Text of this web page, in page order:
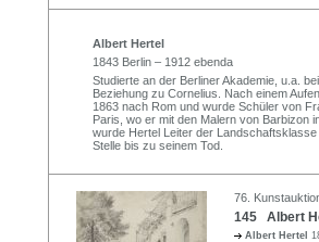
Albert Hertel
1843 Berlin – 1912 ebenda
Studierte an der Berliner Akademie, u.a.
Beziehung zu Cornelius. Nach einem
1863 nach Rom und wurde Schüler von
Paris, wo er mit den Malern von Barbizon
wurde Hertel Leiter der
Stelle bis zu seinem Tod.
76.
145 Albert
Albert Hertel